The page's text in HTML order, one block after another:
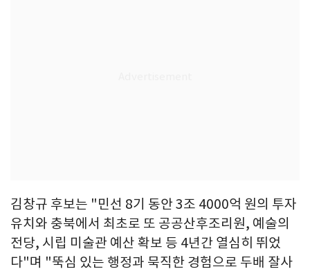
김창규 후보는 "민선 8기 동안 3조 4000억 원의 투자
유치와 충북에서 최초로 또 공공산후조리원, 예술의
전당, 시립 미술관 예산 확보 등 4년간 열심히 뛰었
다"며 "뚝심 있는 행정과 묵직한 경험으로 두배 잘사